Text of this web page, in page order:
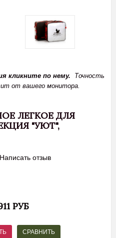
кликните по нему. Точность
от вашего монитора.
ЛЕГКОЕ ДЛЯ
"УЮТ",
Написать отзыв
РУБ
СРАВНИТЬ